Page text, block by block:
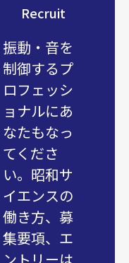
Recruit
振動・音を
制御するプ
ロフェッシ
ョナルにあ
なたもなっ
てくださ
い。昭和サ
イエンスの
働き方、募
集要項、エ